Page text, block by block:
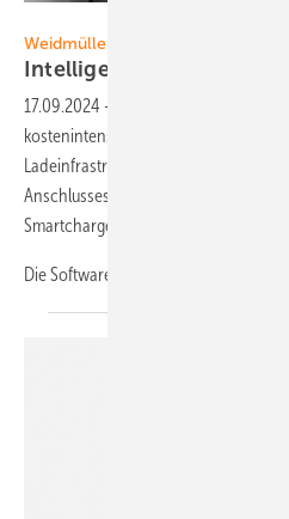
Weidmüller
Intelligentes
17.09.2024 -
kostenintensiv oder gar nicht
Ladeinfrastruktur kann mittels
Anschlusses verhindern. Genau das
Smartcharge von Weidmüller.
Die Software wurde speziell